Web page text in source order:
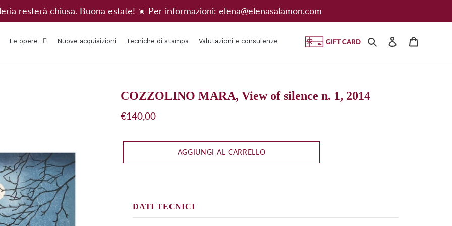
resterà chiusa. Buona estate! ☀️ Per informazioni: elena@elenasalamon.com
Le opere Nuove acquisizioni Tecniche di stampa Valutazioni e consulenze Cerca Accedi
COZZOLINO MARA, View of silence n. 1, 2014
Prezzo
listino
€140,00
AGGIUNGI AL CARRELLO
DATI TECNICI